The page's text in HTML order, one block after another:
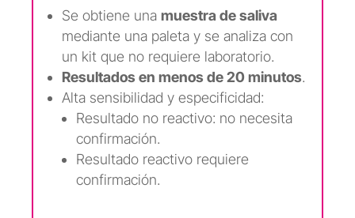
Se obtiene unamuestra de saliva
mediante una paleta y se analiza con
un kit que no requiere laboratorio.
Resultados en menos de 20 minutos.
Alta sensibilidad y especificidad:
Resultado no reactivo: no necesita
confirmación.
Resultado reactivo requiere
confirmación.